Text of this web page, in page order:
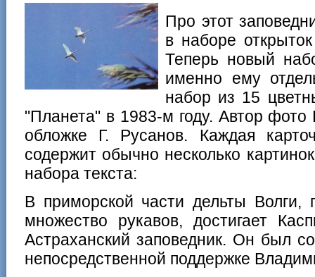
Про этот
в наборе
Теперь новый
именно ему
набор из 15
"Планета" в 1983-м году. Автор
обложке Г. Русанов. Каждая
содержит обычно несколько
набора текста:
В приморской части дельты Волги,
множество рукавов, достигает
Астраханский заповедник. Он был
непосредственной поддержке